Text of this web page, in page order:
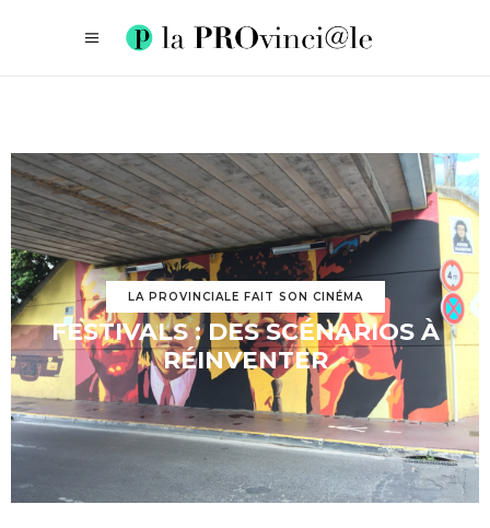
LA PROVINCIALE FAIT SON CINÉMA
FESTIVALS : DES SCÉNARIOS À
RÉINVENTER